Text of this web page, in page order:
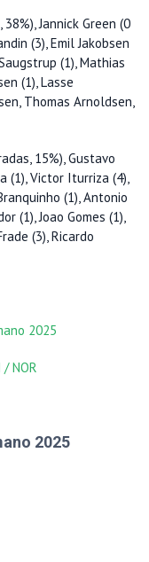
Jannick Green (0
(3), Emil Jakobsen
(1), Mathias
(1), Lasse
Thomas Arnoldsen,
15%), Gustavo
(1), Victor Iturriza (4),
(1), Antonio
(1), Joao Gomes (1),
(3), Ricardo
2025
NOR
2025